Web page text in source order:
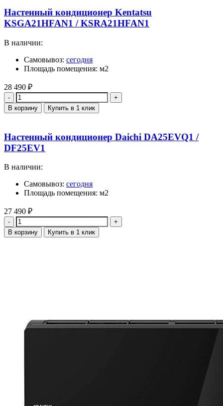
Настенный кондиционер Kentatsu
KSGA21HFAN1 / KSRA21HFAN1
В наличии:
Самовывоз: сегодня
Площадь помещения: м2
28 490 ₽
Количество
В корзину Купить в 1 клик
Настенный кондиционер Daichi DA25EVQ1 /
DF25EV1
В наличии:
Самовывоз: сегодня
Площадь помещения: м2
27 490 ₽
Количество
В корзину Купить в 1 клик